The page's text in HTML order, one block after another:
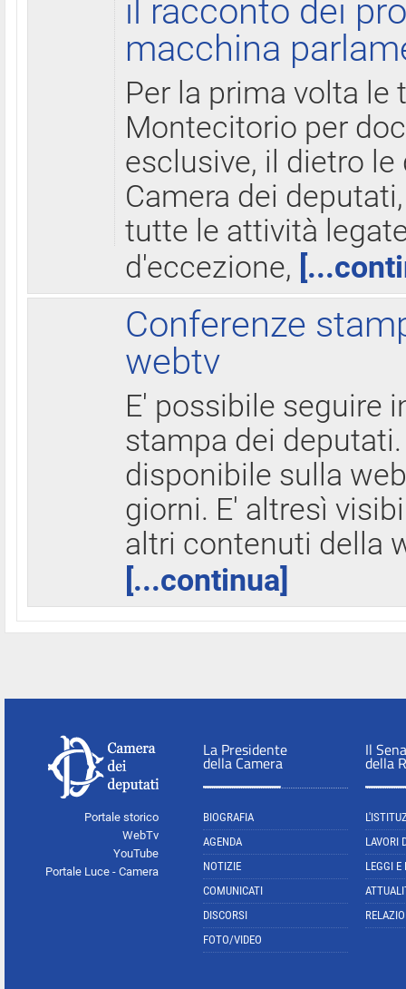
il racconto dei
macchina
Per la prima volta le
Montecitorio per
esclusive, il dietro
Camera dei
tutte le attività
d'eccezione,
Conferenze
webtv
E' possibile seguire
stampa dei
disponibile sulla
giorni. E' altresì
altri contenuti della
[...continua]
Portale storico
WebTv
YouTube
Portale Luce - Camera
La Presidente
della Camera
BIOGRAFIA
AGENDA
NOTIZIE
COMUNICATI
DISCORSI
FOTO/VIDEO
Il
della
LAVORI
LEGGI E